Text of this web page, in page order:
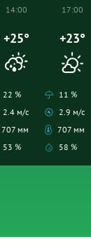
14:00
+25°
22 %
2.4 м/с
707 мм
53 %
17:00
+23°
11 %
2.9 м/с
707 мм
58 %